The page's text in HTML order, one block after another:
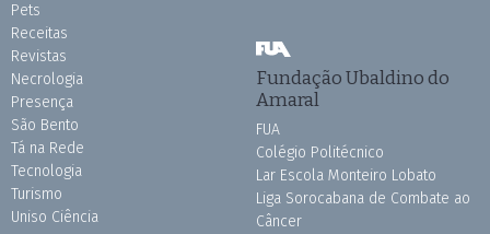
Pets
Receitas
Revistas
Necrologia
Presença
São Bento
Tá na Rede
Tecnologia
Turismo
Uniso Ciência
Fundação Ubaldino do
Amaral
FUA
Colégio Politécnico
Lar Escola Monteiro Lobato
Liga Sorocabana de Combate ao
Câncer